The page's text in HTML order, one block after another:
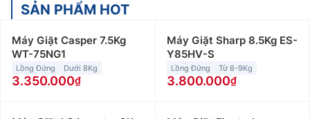
SẢN PHẨM HOT
Máy Giặt Casper 7.5Kg
WT-75NG1
Lồng Đứng Dưới 8Kg
3.350.000
Máy Giặt Sharp 8.5Kg ES-
Y85HV-S
Lồng Đứng Từ 8-9Kg
3.800.000